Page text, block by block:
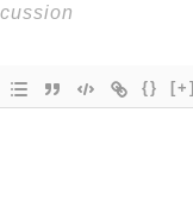
{} [+]